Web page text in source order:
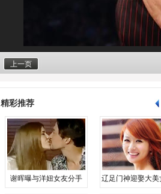
上一页
精彩推荐
谢晖曝与洋妞女友分手 辽足门神迎娶大美